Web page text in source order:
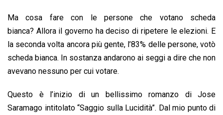
Ma cosa fare con le persone che votano scheda
bianca? Allora il governo ha deciso di ripetere le elezioni. E
la seconda volta ancora più gente, l’83% delle persone, votò
scheda bianca. In sostanza andarono ai seggi a dire che non
avevano nessuno per cui votare.
Questo è l’inizio di un bellissimo romanzo di Jose
Saramago intitolato “Saggio sulla Lucidità”. Dal mio punto di